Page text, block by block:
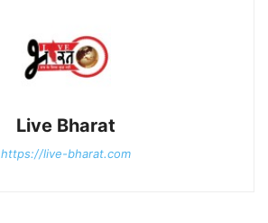
Live Bharat
https://live-bharat.com